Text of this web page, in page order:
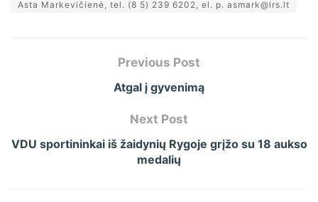
Asta Markevičienė, tel. (8 5) 239 6202, el. p. asmark@lrs.lt
Previous Post
Atgal į gyvenimą
Next Post
VDU sportininkai iš žaidynių Rygoje grįžo su 18 aukso
medalių